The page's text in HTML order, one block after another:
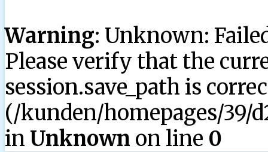
Warning: Unknown:
Please verify that the
session.save_path is
(/kunden/homepages/39/
in Unknown on line 0